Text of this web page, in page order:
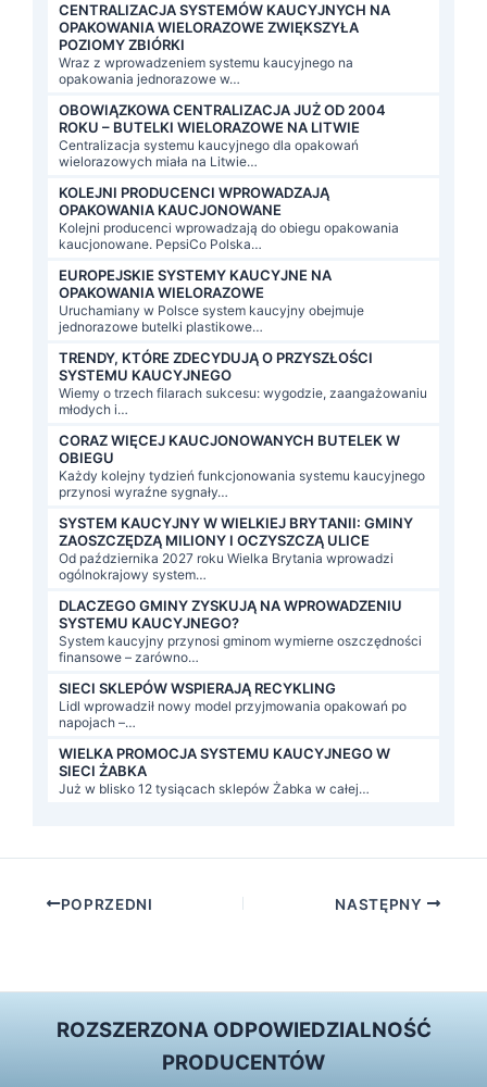
CENTRALIZACJA SYSTEMÓW KAUCYJNYCH NA
OPAKOWANIA WIELORAZOWE ZWIĘKSZYŁA
POZIOMY ZBIÓRKI
Wraz z wprowadzeniem systemu kaucyjnego na
opakowania jednorazowe w…
OBOWIĄZKOWA CENTRALIZACJA JUŻ OD 2004
ROKU – BUTELKI WIELORAZOWE NA LITWIE
Centralizacja systemu kaucyjnego dla opakowań
wielorazowych miała na Litwie…
KOLEJNI PRODUCENCI WPROWADZAJĄ
OPAKOWANIA KAUCJONOWANE
Kolejni producenci wprowadzają do obiegu opakowania
kaucjonowane. PepsiCo Polska…
EUROPEJSKIE SYSTEMY KAUCYJNE NA
OPAKOWANIA WIELORAZOWE
Uruchamiany w Polsce system kaucyjny obejmuje
jednorazowe butelki plastikowe…
TRENDY, KTÓRE ZDECYDUJĄ O PRZYSZŁOŚCI
SYSTEMU KAUCYJNEGO
Wiemy o trzech filarach sukcesu: wygodzie, zaangażowaniu
młodych i…
CORAZ WIĘCEJ KAUCJONOWANYCH BUTELEK W
OBIEGU
Każdy kolejny tydzień funkcjonowania systemu kaucyjnego
przynosi wyraźne sygnały…
SYSTEM KAUCYJNY W WIELKIEJ BRYTANII: GMINY
ZAOSZCZĘDZĄ MILIONY I OCZYSZCZĄ ULICE
Od października 2027 roku Wielka Brytania wprowadzi
ogólnokrajowy system…
DLACZEGO GMINY ZYSKUJĄ NA WPROWADZENIU
SYSTEMU KAUCYJNEGO?
System kaucyjny przynosi gminom wymierne oszczędności
finansowe – zarówno…
SIECI SKLEPÓW WSPIERAJĄ RECYKLING
Lidl wprowadził nowy model przyjmowania opakowań po
napojach –…
WIELKA PROMOCJA SYSTEMU KAUCYJNEGO W
SIECI ŻABKA
Już w blisko 12 tysiącach sklepów Żabka w całej…
Post POPRZEDNI NASTĘPNY
ROZSZERZONA ODPOWIEDZIALNOŚĆ
PRODUCENTÓW